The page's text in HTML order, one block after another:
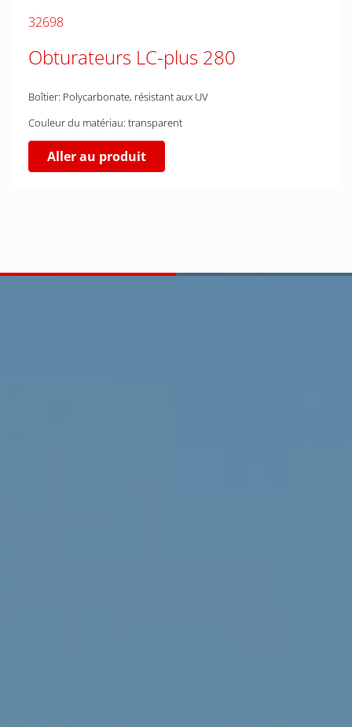
32698
Obturateurs LC-plus 280
Boîtier: Polycarbonate, résistant aux UV
Couleur du matériau: transparent
Aller au produit